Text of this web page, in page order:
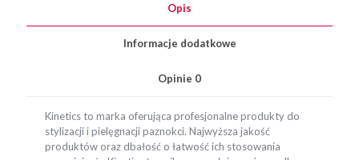
Opis
Informacje dodatkowe
Opinie 0
Kinetics to marka oferująca profesjonalne produkty do
stylizacji i pielęgnacji paznokci. Najwyższa jakość
produktów oraz dbałość o łatwość ich stosowania